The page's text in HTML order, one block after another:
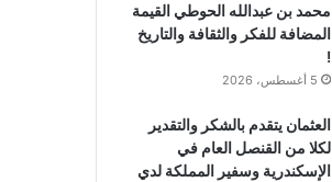
محمد بن عبدالله الحوطي القيمة
المضافة للفكر والثقافة والتاريخ
!
5 أغسطس، 2026
العثمان يتقدم بالشكر والتقدير
لكلا من القنصل العام في
الإسكندرية وسفير المملكة لدي